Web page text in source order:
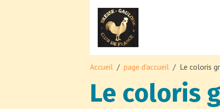
Accueil page d'accueil Le coloris
Le coloris